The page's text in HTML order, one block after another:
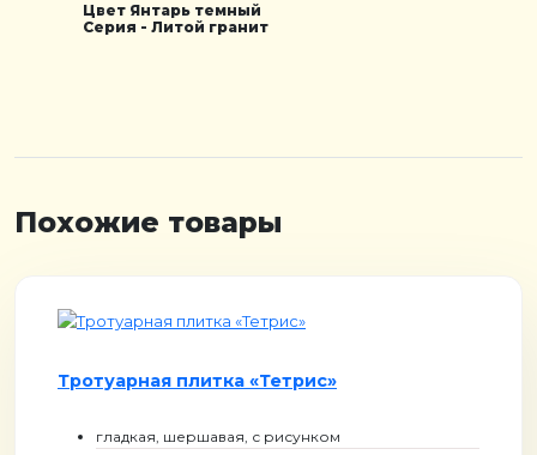
Цвет Янтарь темный
Серия - Литой гранит
Похожие товары
Тротуарная плитка «Тетрис»
гладкая, шершавая, с рисунком